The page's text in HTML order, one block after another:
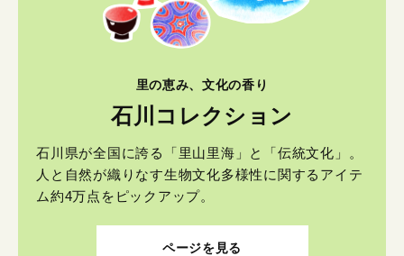
里の恵み、文化の香り
石川コレクション
石川県が全国に誇る「里山里海」と「伝統文化」。
人と自然が織りなす生物文化多様性に関するアイテ
ム約4万点をピックアップ。
ページを見る